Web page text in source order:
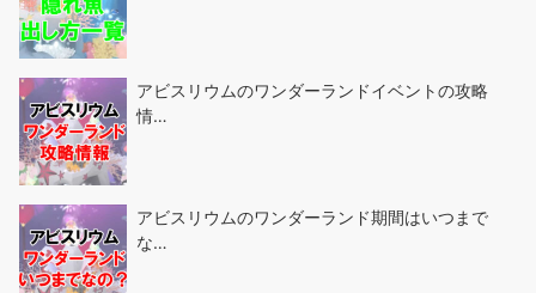
アビスリウムのワンダーランドイベントの攻略
情…
アビスリウムのワンダーランド期間はいつまで
な…